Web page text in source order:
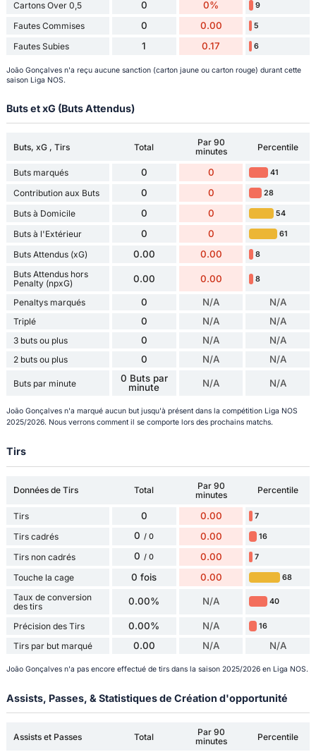
Cartons Over 0,5 0 0% 9
Fautes Commises 0 0.00 5
Fautes Subies 1 0.17 6
João Gonçalves n'a reçu aucune sanction (carton jaune ou carton rouge) durant cette
saison Liga NOS.
Buts et xG (Buts Attendus)
Buts, xG , Tirs Total
Par 90
minutes
Percentile
Buts marqués 0 0 41
Contribution aux Buts 0 0 28
Buts à Domicile 0 0 54
Buts à l'Extérieur 0 0 61
Buts Attendus (xG) 0.00 0.00 8
Buts Attendus hors
Penalty (npxG)
0.00 0.00 8
Penaltys marqués 0 N/A N/A
Triplé 0 N/A N/A
3 buts ou plus 0 N/A N/A
2 buts ou plus 0 N/A N/A
Buts par minute
0 Buts par
minute
N/A N/A
João Gonçalves n'a marqué aucun but jusqu'à présent dans la compétition Liga NOS
2025/2026. Nous verrons comment il se comporte lors des prochains matchs.
Tirs
Données de Tirs Total
Par 90
minutes
Percentile
Tirs 0 0.00 7
Tirs cadrés 0 / 0 0.00 16
Tirs non cadrés 0 / 0 0.00 7
Touche la cage 0 fois 0.00 68
Taux de conversion
des tirs
0.00% N/A 40
Précision des Tirs 0.00% N/A 16
Tirs par but marqué 0.00 N/A N/A
João Gonçalves n'a pas encore effectué de tirs dans la saison 2025/2026 en Liga NOS.
Assists, Passes, & Statistiques de Création d'opportunité
Assists et Passes Total
Par 90
minutes
Percentile